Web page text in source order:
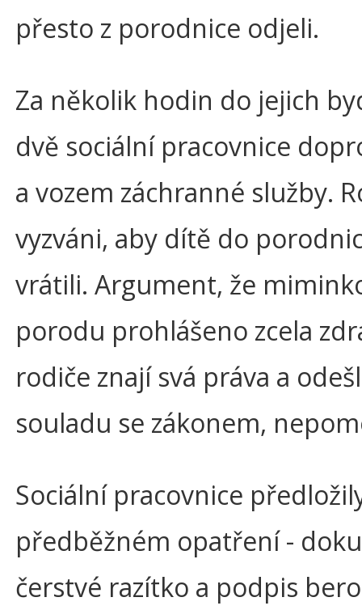
přesto z porodnice odjeli.
Za několik hodin do jejich
dvě sociální pracovnice
a vozem záchranné služby.
vyzváni, aby dítě do
vrátili. Argument, že
porodu prohlášeno zcela
rodiče znají svá práva a
souladu se zákonem,
Sociální pracovnice
předběžném opatření -
čerstvé razítko a podpis